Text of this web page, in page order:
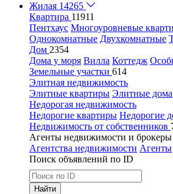
Жилая 14265
Квартира 11911
Пентхаус Многоуровневые
Однокомнатные Двухкомнатные
Дом 2354
Дома у моря Вилла Коттедж
Земельные участки 614
Элитная недвижимость
Элитные квартиры Элитные дома
Недорогая недвижимость
Недорогие квартиры Недорогие
Недвижимость от собственников
Агенты недвижимости и брокеры
Агентства недвижимости Агенты
Поиск объявлений по ID
Найти